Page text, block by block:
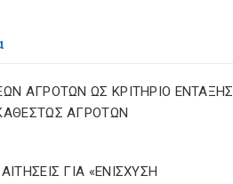
ΑΓΡΟΤΩΝ ΩΣ ΚΡΙΤΗΡΙΟ ΕΝΤΑΞΗΣ
ΑΓΡΟΤΩΝ
ΓΙΑ «ΕΝΙΣΧΥΣΗ